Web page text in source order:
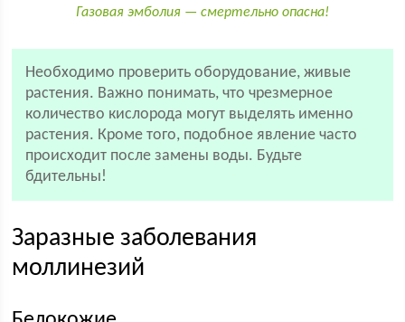
Газовая эмболия — смертельно опасна!
Необходимо проверить оборудование, живые
растения. Важно понимать, что чрезмерное
количество кислорода могут выделять именно
растения. Кроме того, подобное явление часто
происходит после замены воды. Будьте
бдительны!
Заразные заболевания
моллинезий